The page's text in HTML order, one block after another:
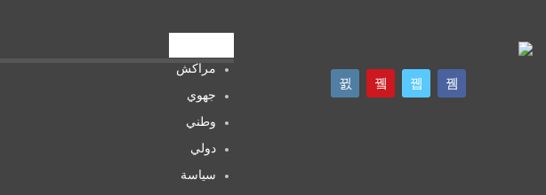
مراكش
جهوي
وطني
دولي
سياسة